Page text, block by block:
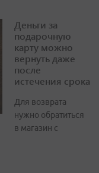
Деньги за
подарочную
карту можно
вернуть даже
после
истечения срока
Для возврата
нужно обратиться
в магазин с